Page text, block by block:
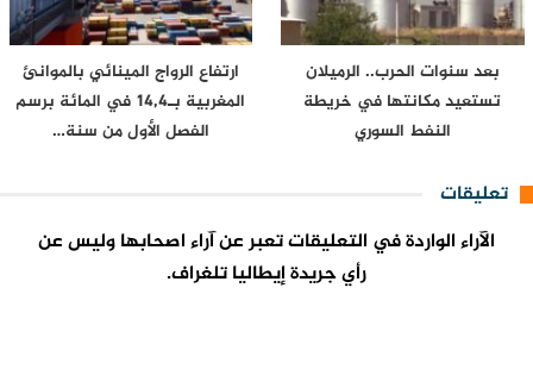
بعد سنوات الحرب.. الرميلان
تستعيد مكانتها في خريطة
النفط السوري
ارتفاع الرواج المينائي بالموانئ
المغربية بـ14,4 في المائة برسم
الفصل الأول من سنة…
تعليقات
الآراء الواردة في التعليقات تعبر عن آراء اصحابها وليس عن
رأي جريدة إيطاليا تلغراف.